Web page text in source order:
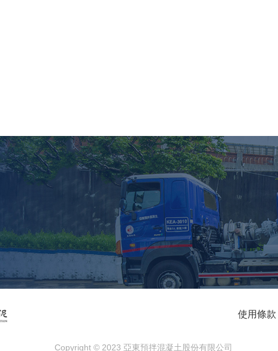
使用條款
Copyright © 2023 亞東預拌混凝土股份有限公司